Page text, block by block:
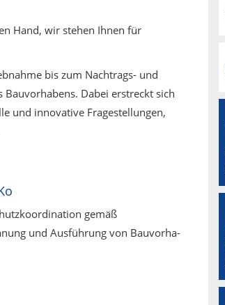
Hand, wir stehen Ihnen für
bis zum Nachtrags- und
Bauvorhabens. Dabei erstreckt sich
und innovative Fragestellungen,
gemäß
und Ausführung von Bauvorha­